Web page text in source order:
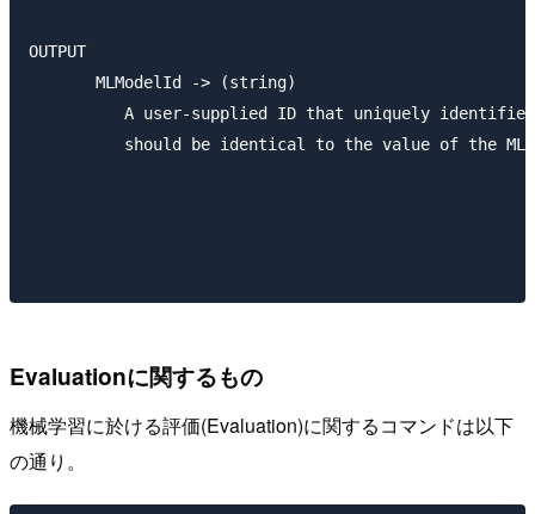
OUTPUT
       MLModelId -> (string)
A user-supplied ID that uniquely
should be identical to the value of the
Evaluationに関するもの
機械学習に於ける評価(Evaluation)に関するコマンドは以下
の通り。